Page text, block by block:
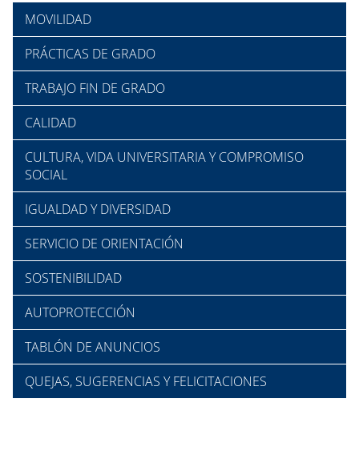
MOVILIDAD
PRÁCTICAS DE GRADO
TRABAJO FIN DE GRADO
CALIDAD
CULTURA, VIDA UNIVERSITARIA Y COMPROMISO
SOCIAL
IGUALDAD Y DIVERSIDAD
SERVICIO DE ORIENTACIÓN
SOSTENIBILIDAD
AUTOPROTECCIÓN
TABLÓN DE ANUNCIOS
QUEJAS, SUGERENCIAS Y FELICITACIONES